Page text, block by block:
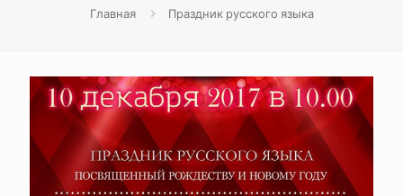
Главная Праздник русского языка